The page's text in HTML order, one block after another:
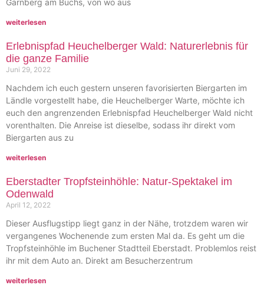
Garnberg am Buchs, von wo aus
weiterlesen
Erlebnispfad Heuchelberger Wald: Naturerlebnis für
die ganze Familie
Juni 29, 2022
Nachdem ich euch gestern unseren favorisierten Biergarten im
Ländle vorgestellt habe, die Heuchelberger Warte, möchte ich
euch den angrenzenden Erlebnispfad Heuchelberger Wald nicht
vorenthalten. Die Anreise ist dieselbe, sodass ihr direkt vom
Biergarten aus zu
weiterlesen
Eberstadter Tropfsteinhöhle: Natur-Spektakel im
Odenwald
April 12, 2022
Dieser Ausflugstipp liegt ganz in der Nähe, trotzdem waren wir
vergangenes Wochenende zum ersten Mal da. Es geht um die
Tropfsteinhöhle im Buchener Stadtteil Eberstadt. Problemlos reist
ihr mit dem Auto an. Direkt am Besucherzentrum
weiterlesen